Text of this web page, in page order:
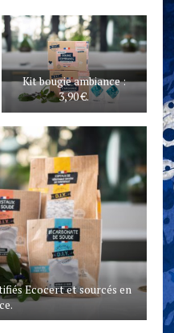
Kit bougie ambiance :
3,90 €.
Ecocert et sourcés en